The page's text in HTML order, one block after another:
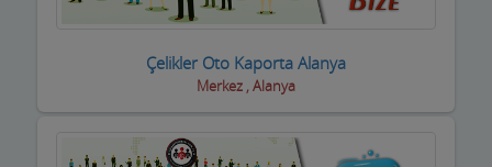
Oto Boya Firmaları
Oto Camcılar
Oto Galeriler
Çelikler Oto Kaporta Alanya
Merkez , Alanya